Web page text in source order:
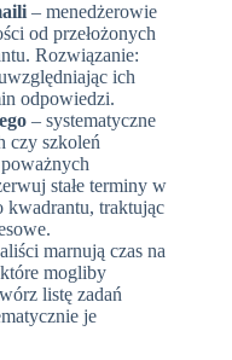
– menedżerowie
od przełożonych
Rozwiązanie:
ich
odpowiedzi.
– systematyczne
czy szkoleń
stałe terminy w
kwadrantu, traktując
marnują czas na
mogliby
listę zadań
je